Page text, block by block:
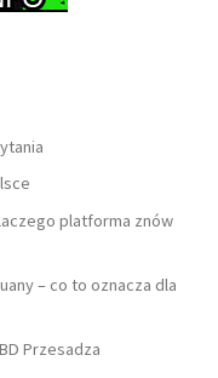
platforma znów
– co to oznacza dla
Przesadza